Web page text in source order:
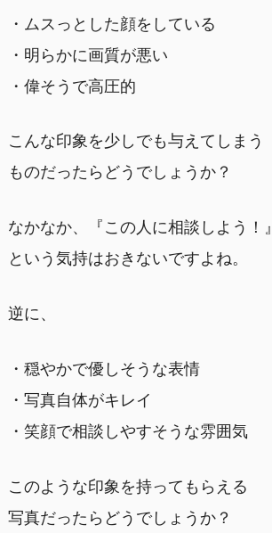
・ムスっとした顔をしている
・明らかに画質が悪い
・偉そうで高圧的
こんな印象を少しでも与えてしまう
ものだったらどうでしょうか？
なかなか、『この人に相談しよう！』
という気持はおきないですよね。
逆に、
・穏やかで優しそうな表情
・写真自体がキレイ
・笑顔で相談しやすそうな雰囲気
このような印象を持ってもらえる
写真だったらどうでしょうか？